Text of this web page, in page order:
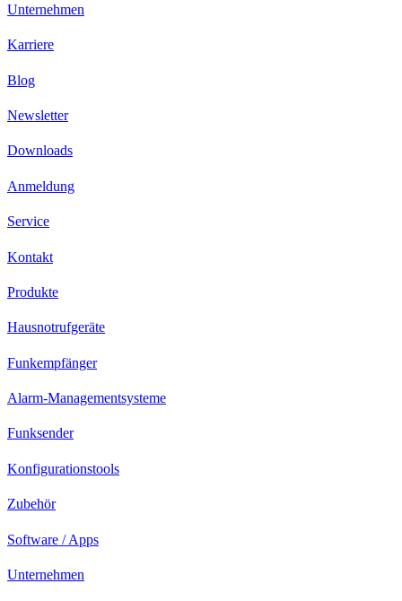
Unternehmen
Karriere
Blog
Newsletter
Downloads
Anmeldung
Service
Kontakt
Produkte
Hausnotrufgeräte
Funkempfänger
Alarm-Managementsysteme
Funksender
Konfigurationstools
Zubehör
Software / Apps
Unternehmen